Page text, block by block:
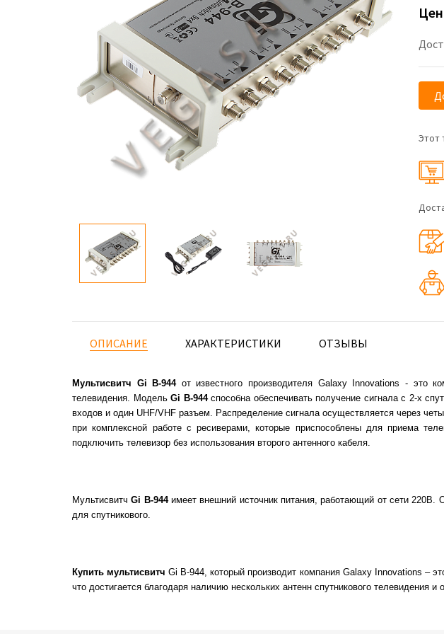
Этот
ОПИСАНИЕ ХАРАКТЕРИСТИКИ ОТЗЫВЫ
Мультисвитч Gi B-944 от известного производителя Galaxy Innovations - это
телевидения. МодельGi B-944способна обеспечивать получение сигнала с 2-х
входов и один UHF/VHF разъем. Распределение сигнала осуществляется через
при комплексной работе с ресиверами, которые приспособлены для приема
подключить телевизор без использования второго антенного кабеля.
МультисвитчGi B-944имеет внешний источник питания, работающий от сети 220В.
для спутникового.
Купить мультисвитчGi B-944, который производит компания Galaxy Innovations –
что достигается благодаря наличию нескольких антенн спутникового телевидения